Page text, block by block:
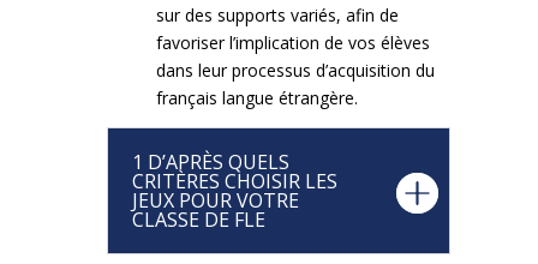
sur des supports variés, afin de
favoriser l’implication de vos élèves
dans leur processus d’acquisition du
français langue étrangère.
1 D’APRÈS QUELS
CRITÈRES CHOISIR LES
JEUX POUR VOTRE
CLASSE DE FLE